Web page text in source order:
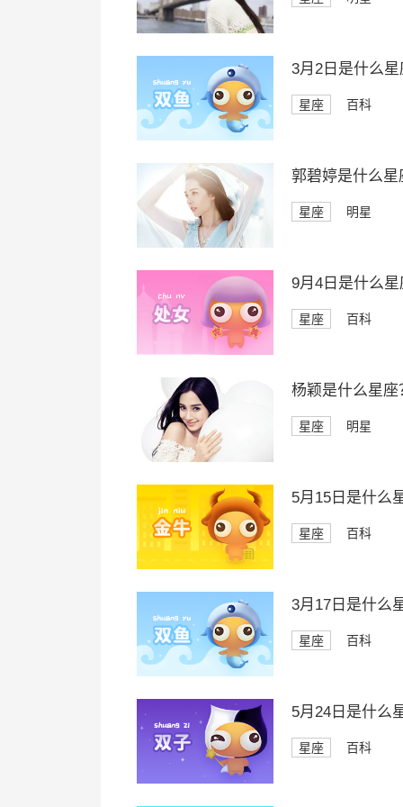
3月2日是什么星
星座 百科
郭碧婷是什么星
星座 明星
9月4日是什么星
星座 百科
杨颖是什么星座
星座 明星
5月15日是什么
星座 百科
3月17日是什么
星座 百科
5月24日是什么
星座 百科